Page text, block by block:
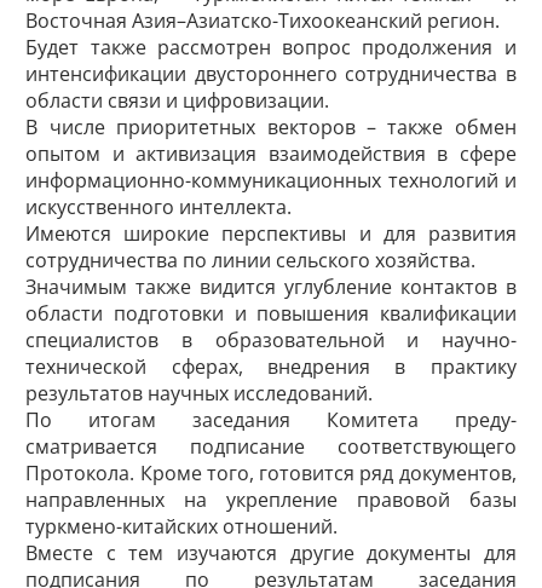
Восточная Азия–Азиатско-Тихоокеанский регион.
Будет также рассмотрен вопрос продолжения и
интенсификации двустороннего сотрудничества в
области связи и цифровизации.
В числе приоритетных векторов – также обмен
опытом и активизация взаимодействия в сфере
информационно-коммуникационных технологий и
искусственного интеллекта.
Имеются широкие перспективы и для развития
сотрудничества по линии сельского хозяйства.
Значимым также видится углубление контактов в
области подготовки и повышения квалификации
специалистов в образовательной и научно-
технической сферах, внедрения в практику
результатов научных исследований.
По итогам заседания Комитета преду­
сматривается подписание соответствующего
Протокола. Кроме того, готовится ряд документов,
направленных на укрепление правовой базы
туркмено-китайских отношений.
Вместе с тем изучаются другие документы для
подписания по результатам заседания